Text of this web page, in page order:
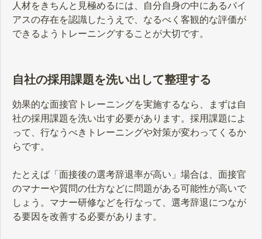
人材をきちんと見極めるには、自分自身の中にあるバイ
アスの存在を認識したうえで、なるべく客観的な評価が
できるようトレーニングすることが大切です。
自社の採用課題を洗い出して整理する
効果的な面接官トレーニングを実施するなら、まずは自
社の採用課題を洗い出す必要があります。採用課題によ
って、行なうべきトレーニングや対策が変わってくるか
らです。
たとえば「面接後の選考辞退率が高い」場合は、面接官
のマナーや質問の仕方などに問題がある可能性が高いで
しょう。マナー研修などを行なって、選考辞退につなが
る要因を改善する必要があります。